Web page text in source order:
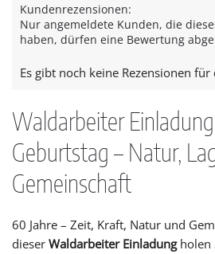
Kundenrezensionen:
Nur angemeldete Kunden, die
haben, dürfen eine Bewertung
Es gibt noch keine Rezensionen
Waldarbeiter
Geburtstag – Natur,
Gemeinschaft
60 Jahre – Zeit, Kraft, Natur und
dieser Waldarbeiter Einladungholen